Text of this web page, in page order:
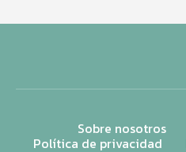
Sobre nosotros
Política de privacidad